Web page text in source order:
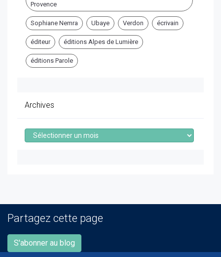
Provence
Sophiane Nemra Ubaye Verdon écrivain
éditeur éditions Alpes de Lumière
éditions Parole
Archives
Archives
Partagez cette page
S'abonner au blog